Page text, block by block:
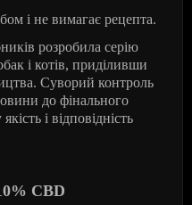
і не вимагає рецепта.
розробила серію
і котів, приділивши
Суворий контроль
до фінального
і відповідність
CBD